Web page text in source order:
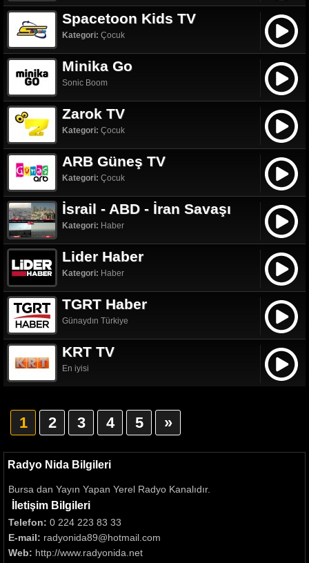
Spacetoon Kids TV
Kategori: Çocuk
Minika Go
Sonic Boom
Zarok TV
Kategori: Çocuk
ARB Güneş TV
Kategori: Çocuk
İsrail - ABD - İran Savaşı
Kategori: Haber
Lider Haber
Kategori: Haber
TGRT Haber
Günaydın Türkiye
KRT TV
En iyisi
1 2 3 4 5 »
Radyo Nida Bilgileri
Bursa dan Yayın Yapan Yerel Radyo Kanalıdır.
İletişim Bilgileri
Telefon: 0 224 223 83 33
E-mail: radyonida89@hotmail.com
Web: http://www.radyonida.net